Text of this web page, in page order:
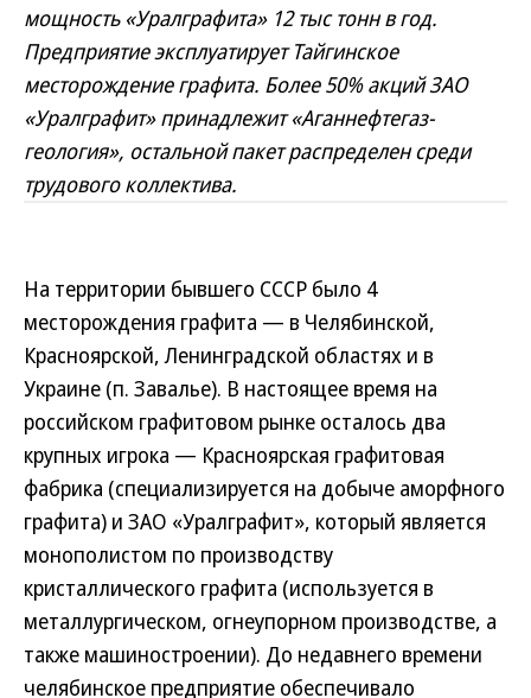
мощность «Уралграфита» 12 тыс тонн в год.
Предприятие эксплуатирует Тайгинское
месторождение графита. Более 50% акций ЗАО
«Уралграфит» принадлежит «Аганнефтегаз-
геология», остальной пакет распределен среди
трудового коллектива.
На территории бывшего СССР было 4
месторождения графита — в Челябинской,
Красноярской, Ленинградской областях и в
Украине (п. Завалье). В настоящее время на
российском графитовом рынке осталось два
крупных игрока — Красноярская графитовая
фабрика (специализируется на добыче аморфного
графита) и ЗАО «Уралграфит», который является
монополистом по производству
кристаллического графита (используется в
металлургическом, огнеупорном производстве, а
также машиностроении). До недавнего времени
челябинское предприятие обеспечивало